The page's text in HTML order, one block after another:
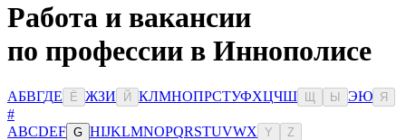
Работа и вакансии
по профессии в Иннополисе
АБВГДЕ Ё ЖЗИ Й КЛМНОПРСТУФХЦЧШ Ы ЭЮ Я
#
ABCDEF G HIJKLMNOPQRSTUVWX Y Z